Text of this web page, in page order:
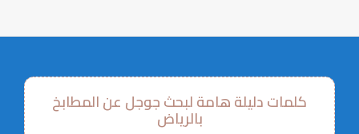
كلمات دليلة هامة لبحث جوجل عن المطابخ
بالرياض